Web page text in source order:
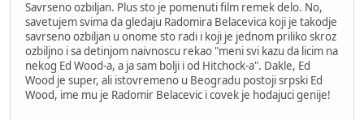
Savrseno ozbiljan. Plus sto je pomenuti film remek delo. No,
savetujem svima da gledaju Radomira Belacevica koji je takodje
savrseno ozbiljan u onome sto radi i koji je jednom priliko skroz
ozbiljno i sa detinjom naivnoscu rekao "meni svi kazu da licim na
nekog Ed Wood-a, a ja sam bolji i od Hitchock-a". Dakle, Ed
Wood je super, ali istovremeno u Beogradu postoji srpski Ed
Wood, ime mu je Radomir Belacevic i covek je hodajuci genije!